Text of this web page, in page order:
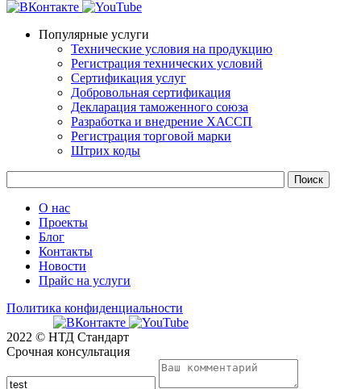
Популярные услуги
Технические условия на продукцию
Регистрация технических условий
Сертификация услуг
Добровольная сертификация
Декларация таможенного союза
Разработка и внедрение ХАССП
Регистрация торговой марки
Штрих коды
О нас
Проекты
Блог
Контакты
Новости
Прайс на услуги
Политика конфиденциальности
2022 © НТД Стандарт
Срочная консультация